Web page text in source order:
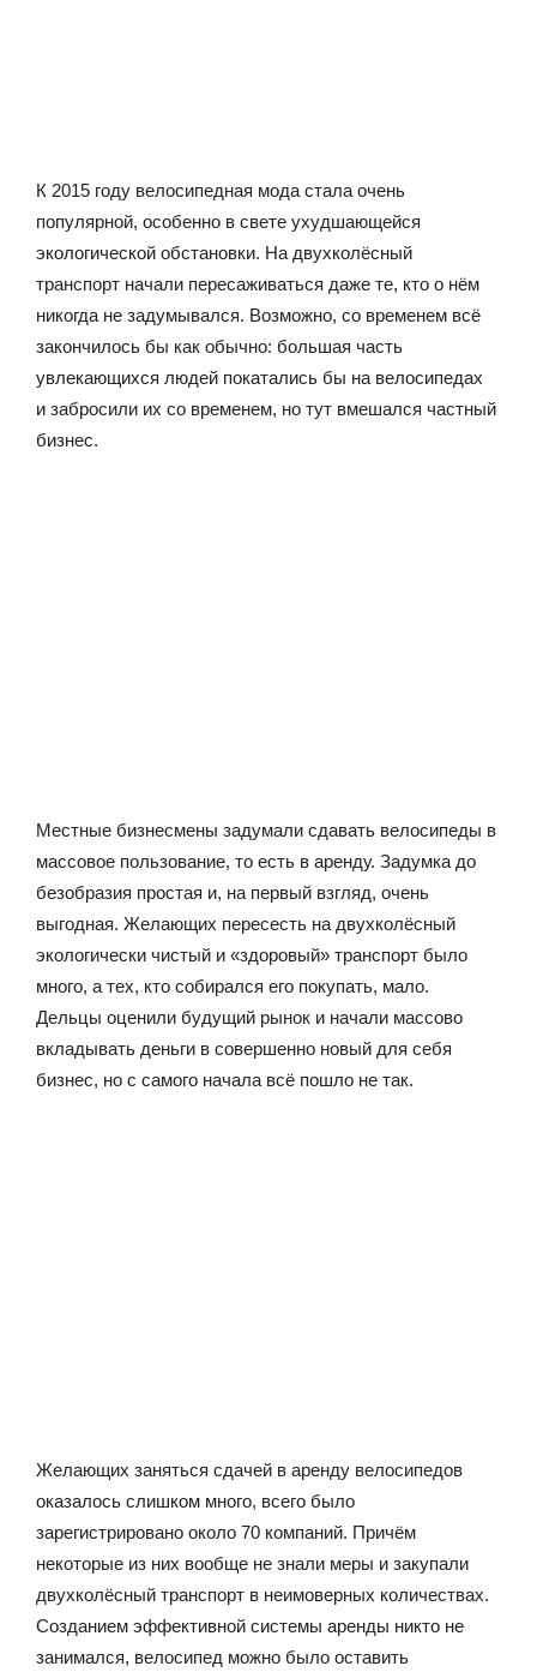
К 2015 году велосипедная мода стала очень
популярной, особенно в свете ухудшающейся
экологической обстановки. На двухколёсный
транспорт начали пересаживаться даже те, кто о нём
никогда не задумывался. Возможно, со временем всё
закончилось бы как обычно: большая часть
увлекающихся людей покатались бы на велосипедах
и забросили их со временем, но тут вмешался частный
бизнес.
Местные бизнесмены задумали сдавать велосипеды в
массовое пользование, то есть в аренду. Задумка до
безобразия простая и, на первый взгляд, очень
выгодная. Желающих пересесть на двухколёсный
экологически чистый и «здоровый» транспорт было
много, а тех, кто собирался его покупать, мало.
Дельцы оценили будущий рынок и начали массово
вкладывать деньги в совершенно новый для себя
бизнес, но с самого начала всё пошло не так.
Желающих заняться сдачей в аренду велосипедов
оказалось слишком много, всего было
зарегистрировано около 70 компаний. Причём
некоторые из них вообще не знали меры и закупали
двухколёсный транспорт в неимоверных количествах.
Созданием эффективной системы аренды никто не
занимался, велосипед можно было оставить